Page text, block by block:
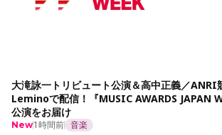
大滝詠一トリビュート公演＆高中正義／ANRI
Leminoで配信！『MUSIC AWARDS JAPAN
公演をお届け
New1時間前 音楽